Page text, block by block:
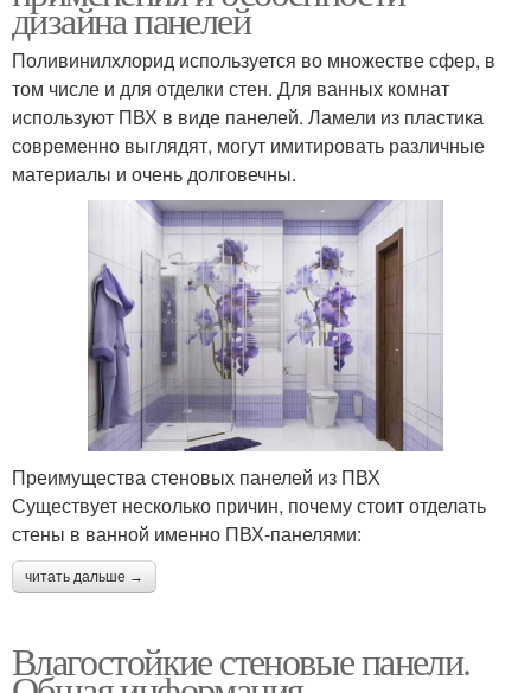
дизайна панелей
Поливинилхлорид используется во множестве сфер, в
том числе и для отделки стен. Для ванных комнат
используют ПВХ в виде панелей. Ламели из пластика
современно выглядят, могут имитировать различные
материалы и очень долговечны.
Преимущества стеновых панелей из ПВХ
Существует несколько причин, почему стоит отделать
стены в ванной именно ПВХ-панелями:
читать дальше →
Влагостойкие стеновые панели.